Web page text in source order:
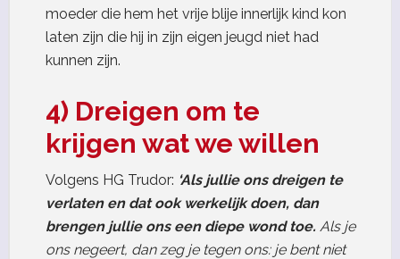
moeder die hem het vrije blije innerlijk kind kon
laten zijn die hij in zijn eigen jeugd niet had
kunnen zijn.
4) Dreigen om te
krijgen wat we willen
Volgens HG Trudor: ‘Als jullie ons dreigen te
verlaten en dat ook werkelijk doen, dan
brengen jullie ons een diepe wond toe. Als je
ons negeert, dan zeg je tegen ons: je bent niet